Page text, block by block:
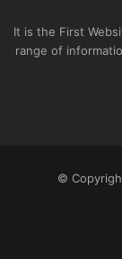
It is the First
range of
©